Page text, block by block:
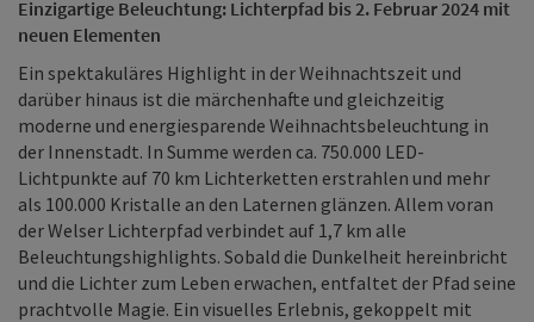
Einzigartige Beleuchtung: Lichterpfad bis 2. Februar 2024 mit
neuen Elementen
Ein spektakuläres Highlight in der Weihnachtszeit und
darüber hinaus ist die märchenhafte und gleichzeitig
moderne und energiesparende Weihnachtsbeleuchtung in
der Innenstadt. In Summe werden ca. 750.000 LED-
Lichtpunkte auf 70 km Lichterketten erstrahlen und mehr
als 100.000 Kristalle an den Laternen glänzen. Allem voran
der Welser Lichterpfad verbindet auf 1,7 km alle
Beleuchtungshighlights. Sobald die Dunkelheit hereinbricht
und die Lichter zum Leben erwachen, entfaltet der Pfad seine
prachtvolle Magie. Ein visuelles Erlebnis, gekoppelt mit